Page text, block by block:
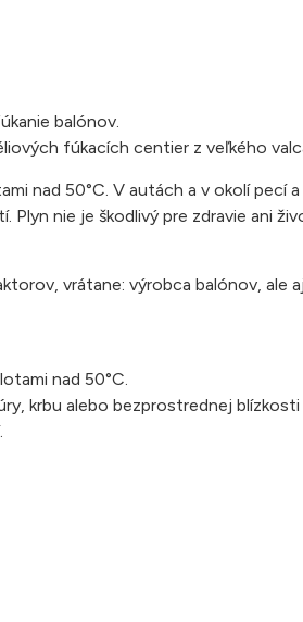
balónov.
fúkacích centier z veľkého
nad 50°C. V autách a v okolí
nie je škodlivý pre zdravie ani
vrátane: výrobca balónov, ale
nad 50°C.
krbu alebo bezprostrednej blízkosti